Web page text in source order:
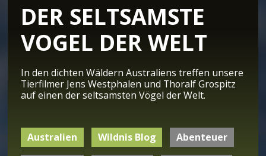
DER SELTSAMSTE
VOGEL DER WELT
In den dichten Wäldern Australiens treffen unsere
Tierfilmer Jens Westphalen und Thoralf Grospitz
auf einen der seltsamsten Vögel der Welt.
Australien Wildnis Blog Abenteuer